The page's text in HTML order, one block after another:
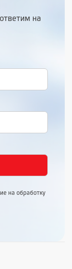
на
на обработку